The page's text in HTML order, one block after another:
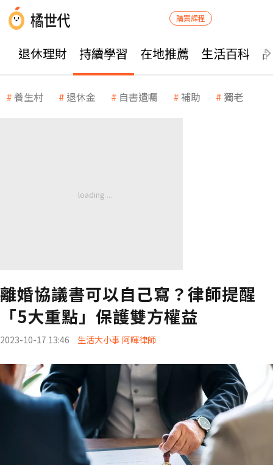
購買課程
退休理財 持續學習 在地推薦 生活百科
養生村 退休金 自書遺囑 補助 獨老
離婚協議書可以自己寫？律師提醒
「5大重點」保護雙方權益
2023-10-17 13:46 生活大小事 阿暉律師